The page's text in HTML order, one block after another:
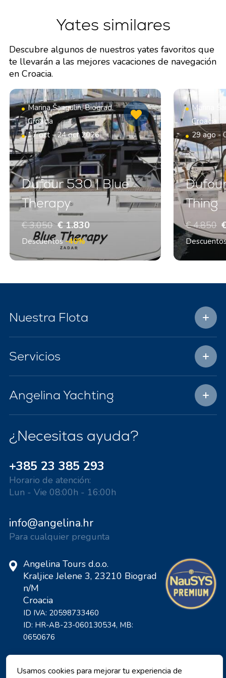
Yates similares
Descubre algunos de nuestros yates favoritos que
te llevarán a las mejores vacaciones de navegación
en Croacia.
Marina Šangulin, Biograd,
Croacia
17 oct - 24 oct 2026
Dufour 530 | Blue
Therapy
€ 3.050 € 1.830
Descuentos-40%
Marina
Croacia
29 ago -
Thing
€ 4.850
Nuestra Flota
Servicios
Angelina Yachting
¿Necesitas ayuda?
+385 23 385 293
Horario de atención:
Lun - Vie 08:00h - 16:00h
info@angelina.hr
Para cualquier pregunta
Angelina Tours d.o.o.
Kraljice Jelene 3, 23210 Biograd
n/M
Croacia
ID IVA: 20598733460
ID: HR-AB-23-060130534, MB:
0650676
Usamos cookies para mejorar tu experiencia de